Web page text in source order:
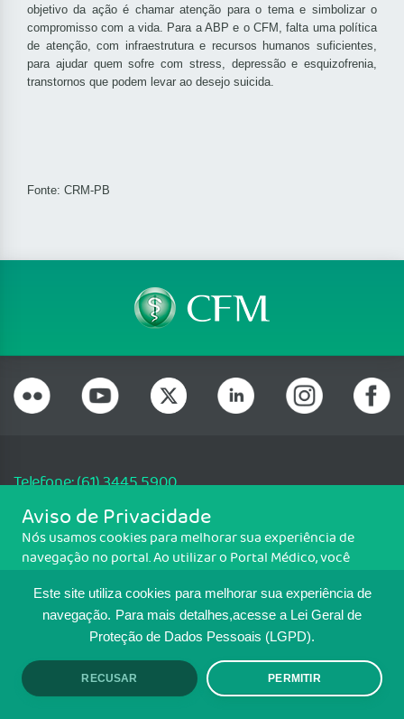
Este site utiliza cookies para melhorar sua experiência de
navegação. Para mais detalhes,acesse a Lei Geral de
Proteção de Dados Pessoais (LGPD).
RECUSAR PERMITIR
objetivo da ação é chamar atenção para o tema e simbolizar o
compromisso com a vida. Para a ABP e o CFM, falta uma política
de atenção, com infraestrutura e recursos humanos suficientes,
para ajudar quem sofre com stress, depressão e esquizofrenia,
transtornos que podem levar ao desejo suicida.
Fonte: CRM-PB
Telefone: (61) 3445 5900
Email: cfm@portalmedico.org.br
SGAS 616, Conjunto D, Lote 115, L2 Sul, Brasília/DF - CEP: 70200-760 -
CNPJ: 33.583.550/0001-30
MAPA DO SITE
TRANSPARÊNCIA E PRESTAÇÃO DE
CONTAS
Aviso de Privacidade
Nós usamos cookies para melhorar sua experiência de
navegação no portal. Ao utilizar o Portal Médico, você
Para ter mais informações sobre como isso é feito, acesse
Política de cookies. Se você concorda, clique em ACEITO.
ACEITO